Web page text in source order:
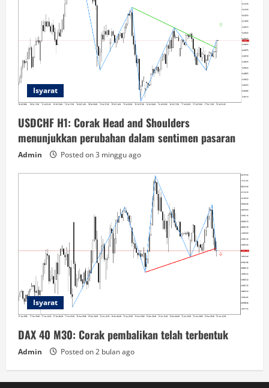
Isyarat
USDCHF H1: Corak Head and Shoulders
menunjukkan perubahan dalam sentimen pasaran
Admin Posted on 3 minggu ago
Isyarat
DAX 40 M30: Corak pembalikan telah terbentuk
Admin Posted on 2 bulan ago